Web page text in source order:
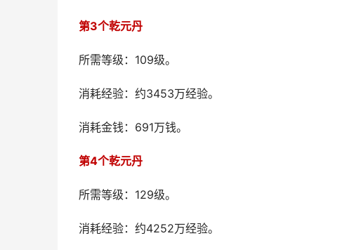
第3个乾元丹
所需等级：109级。
消耗经验：约3453万经验。
消耗金钱：691万钱。
第4个乾元丹
所需等级：129级。
消耗经验：约4252万经验。